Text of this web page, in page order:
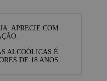
APRECIE COM
ALCOÓLICAS É
DE 18 ANOS.